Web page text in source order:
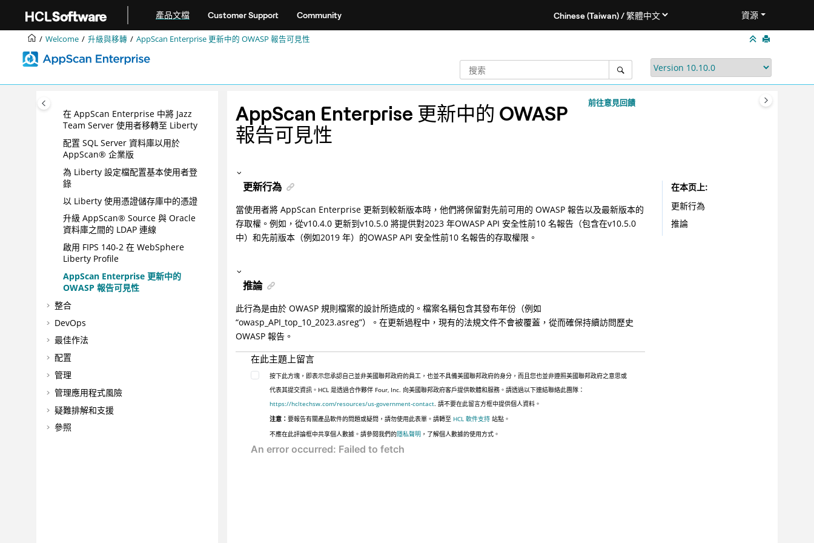
產品文檔 Customer Support Community 資源
Welcome 升級與移轉 AppScan Enterprise 更新中的 OWASP 報告可見性
升級與移轉
從舊版升級時的產品變更
升級至 AppScan Enterprise 最新版
將 Jazz™ Team Server 取代為
在 AppScan Enterprise 中將 Jazz
Team Server 使用者移轉至 Liberty
配置 SQL Server 資料庫以用於
AppScan® 企業版
為 Liberty 設定檔配置基本使用者登
錄
以 Liberty 使用憑證儲存庫中的憑證
升級 AppScan® Source 與 Oracle
資料庫之間的 LDAP 連線
啟用 FIPS 140-2 在 WebSphere
Liberty Profile
AppScan Enterprise 更新中的
OWASP 報告可見性
整合
DevOps
最佳作法
配置
管理
管理應用程式風險
疑難排解和支援
參照
前往意見回饋
AppScan Enterprise 更新中的 OWASP
報告可見性
更新行為
當使用者將 AppScan Enterprise 更新到較新版本時，他們將保留對先前可用的 OWASP 報告以及最新版本的
存取權。例如，從v10.4.0 更新到v10.5.0 將提供對2023 年OWASP API 安全性前10 名報告（包含在v10.5.0
中）和先前版本（例如2019 年）的OWASP API 安全性前10 名報告的存取權限。
推論
此行為是由於 OWASP 規則檔案的設計所造成的。檔案名稱包含其發布年份（例如
“owasp_API_top_10_2023.asreg”）。在更新過程中，現有的法規文件不會被覆蓋，從而確保持續訪問歷史
OWASP 報告。
在此主題上留言
按下此方塊，即表示您承認自己並非美國聯邦政府的員工，也並不具備美國聯邦政府的身分，而且您也並非遵照美國聯邦政府之意思或
代表其提交資訊。HCL 是透過合作夥伴 Four, Inc. 向美國聯邦政府客戶提供軟體和服務。請透過以下連結聯絡此團隊：
https://hcltechsw.com/resources/us-government-contact. 請不要在此留言方框中提供個人資料。
注意：要報告有關產品軟件的問題或疑問，請勿使用此表單。請轉至 HCL 軟件支持 站點。
不應在此評論框中共享個人數據。請參閱我們的隱私聲明 ，了解個人數據的使用方式。
在本页上
更新行為
推論